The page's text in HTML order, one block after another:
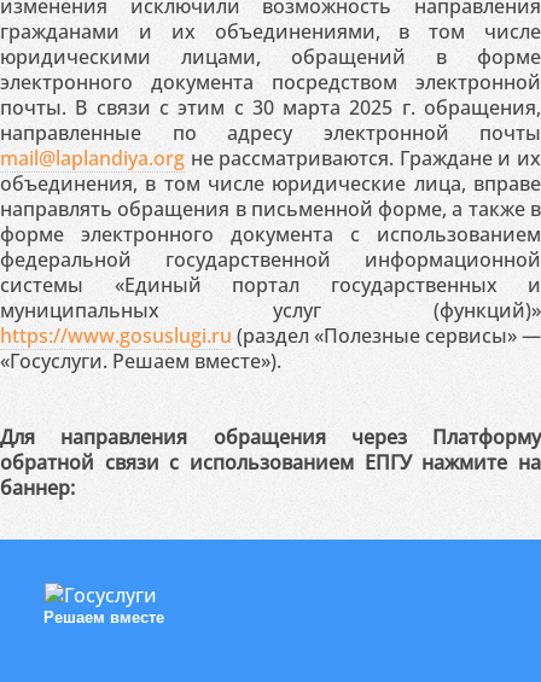
изменения исключили возможность направления
гражданами и их объединениями, в том числе
юридическими лицами, обращений в форме
электронного документа посредством электронной
почты. В связи с этим с 30 марта 2025 г. обращения,
направленные по адресу электронной почты
mail@laplandiya.org не рассматриваются. Граждане и их
объединения, в том числе юридические лица, вправе
направлять обращения в письменной форме, а также в
форме электронного документа с использованием
федеральной государственной информационной
системы «Единый портал государственных и
муниципальных услуг (функций)»
https://www.gosuslugi.ru (раздел «Полезные сервисы» —
«Госуслуги. Решаем вместе»).
Для направления обращения через Платформу
обратной связи с использованием ЕПГУ нажмите на
баннер:
Решаем вместе